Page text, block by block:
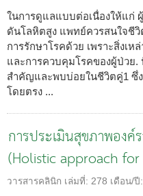
ในการดูแลแบบต่อเนื่องให้แก่
ดันโลหิตสูง แพทย์ควรสนใจชี
การรักษาโรคด้วย เพราะสิ่งเ
และการควบคุมโรคของผู้ป่ว
สำคัญและพบบ่อยในชีวิตคู่1 ซึ่
โดยตรง ...
การประเมินสุขภาพองค์
(Holistic approach
วารสารคลินิก เล่มที่: 278 เดือน/ปี: